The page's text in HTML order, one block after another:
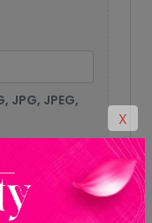
JPEG,
X